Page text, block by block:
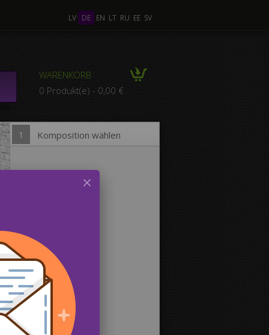
LV DE EN LT RU EE SV
WARENKORB
0 Produkt(e) - 0,00 €
1 Komposition wählen
aus
Fotos